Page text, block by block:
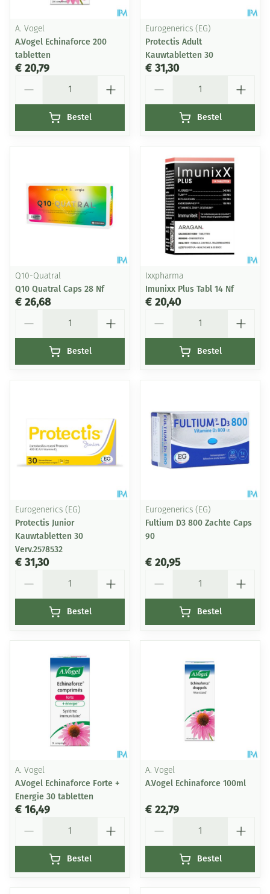
A. Vogel
A.Vogel Echinaforce 200
tabletten
€ 20,79
Bestel
Eurogenerics (EG)
Protectis Adult
Kauwtabletten 30
€ 31,30
Bestel
Q10-Quatral
Q10 Quatral Caps 28 Nf
€ 26,68
Bestel
Ixxpharma
Imunixx Plus Tabl 14 Nf
€ 20,40
Bestel
Eurogenerics (EG)
Protectis Junior
Kauwtabletten 30
Verv.2578532
€ 31,30
Bestel
Eurogenerics (EG)
Fultium D3 800 Zachte Caps
90
€ 20,95
Bestel
A. Vogel
A.Vogel Echinaforce Forte +
Energie 30 tabletten
€ 16,49
Bestel
A. Vogel
A.Vogel Echinaforce 100ml
€ 22,79
Bestel